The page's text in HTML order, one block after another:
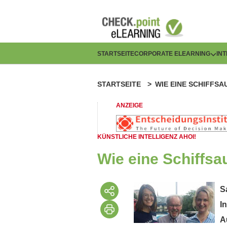
H
p
t
n
a
v
i
STARTSEITECORPORATE ELEARNING
P
f
a
d
a
v
STARTSEITE WIE EINE
ANZEIGE
KÜNSTLICHE INTELLIGENZ AHOI!
Wie eine